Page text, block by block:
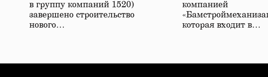
в группу компаний 1520)
завершено строительство
нового…
компанией
которая входит в…